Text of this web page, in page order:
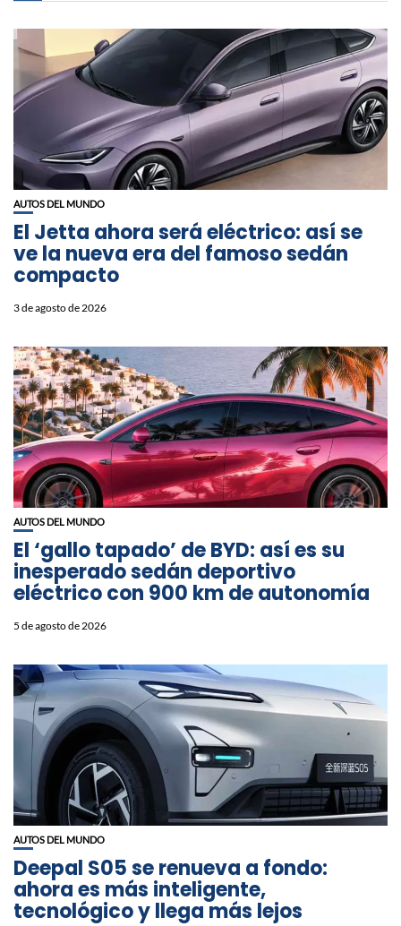
AUTOS DEL MUNDO
El Jetta ahora será eléctrico: así se
ve la nueva era del famoso sedán
compacto
3 de agosto de 2026
AUTOS DEL MUNDO
El ‘gallo tapado’ de BYD: así es su
inesperado sedán deportivo
eléctrico con 900 km de autonomía
5 de agosto de 2026
AUTOS DEL MUNDO
Deepal S05 se renueva a fondo:
ahora es más inteligente,
tecnológico y llega más lejos